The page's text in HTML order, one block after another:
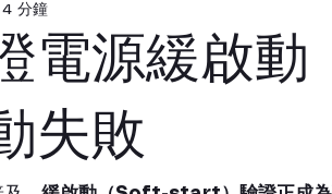
線網路模擬器
測器 電源供應器
電源緩啟動
失敗
4 分鐘